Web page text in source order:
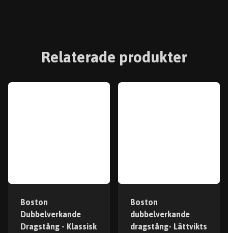
Relaterade produkter
Boston
Dubbelverkande
Dragstång - Klassisk
Boston
dubbelverkande
dragstång- Lättvikts